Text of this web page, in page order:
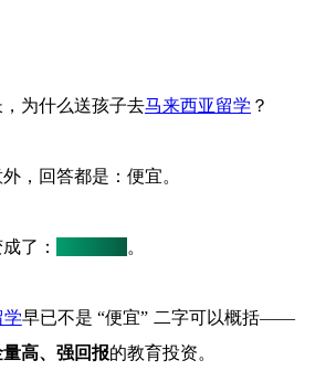
为什么送孩子去马来西亚留学 ？
，回答都是：便宜。
了： 。
学早已不是 “便宜” 二字可以概括——
高、强回报的教育投资。